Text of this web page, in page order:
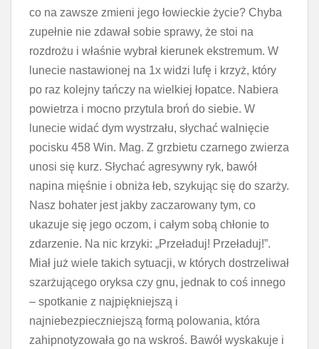
co na zawsze zmieni jego łowieckie życie? Chyba
zupełnie nie zdawał sobie sprawy, że stoi na
rozdrożu i właśnie wybrał kierunek ekstremum. W
lunecie nastawionej na 1x widzi lufę i krzyż, który
po raz kolejny tańczy na wielkiej łopatce. Nabiera
powietrza i mocno przytula broń do siebie. W
lunecie widać dym wystrzału, słychać walnięcie
pocisku 458 Win. Mag. Z grzbietu czarnego zwierza
unosi się kurz. Słychać agresywny ryk, bawół
napina mięśnie i obniża łeb, szykując się do szarży.
Nasz bohater jest jakby zaczarowany tym, co
ukazuje się jego oczom, i całym sobą chłonie to
zdarzenie. Na nic krzyki: „Przeładuj! Przeładuj!”.
Miał już wiele takich sytuacji, w których dostrzeliwał
szarżującego oryksa czy gnu, jednak to coś innego
– spotkanie z najpiękniejszą i
najniebezpieczniejszą formą polowania, która
zahipnotyzowała go na wskroś. Bawół wyskakuje i